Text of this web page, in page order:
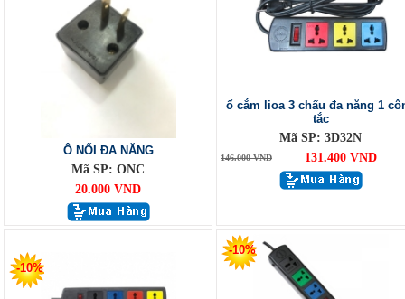
Ô NỐI ĐA NĂNG
Mã SP: ONC
20.000 VND
ổ cắm lioa 3 chấu đa năng 1
tắc
Mã SP: 3D32N
146.000 VND 131.400 VND
-10%
-10%